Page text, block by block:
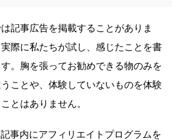
記事広告を掲載することがありま
際に私たちが試し、感じたことを書
。胸を張ってお勧めできる物のみを
ことや、体験していないものを体験
とはありません。
事内にアフィリエイトプログラムを